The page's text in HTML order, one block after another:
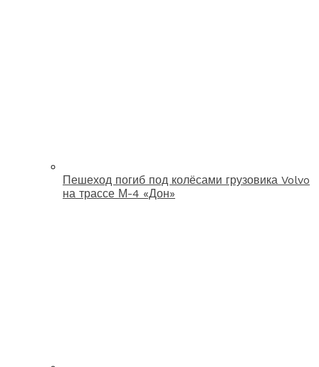
Пешеход погиб под колёсами грузовика Volvo
на трассе М-4 «Дон»